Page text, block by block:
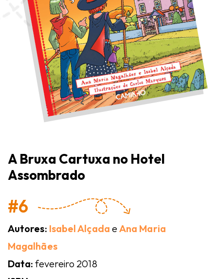
A Bruxa Cartuxa no Hotel
Assombrado
#6
Autores: Isabel Alçada eAna Maria
Magalhães
Data: fevereiro 2018